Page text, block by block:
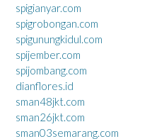
spigianyar.com
spigrobongan.com
spigunungkidul.com
spijember.com
spijombang.com
dianflores.id
sman48jkt.com
sman26jkt.com
sman03semarang.com